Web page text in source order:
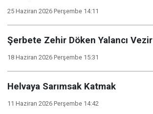
25 Haziran 2026 Perşembe 14:11
Şerbete Zehir Döken Yalancı Vezir
18 Haziran 2026 Perşembe 15:31
Helvaya Sarımsak Katmak
11 Haziran 2026 Perşembe 14:42